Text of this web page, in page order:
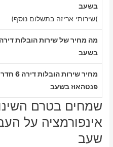
בשעב
)שירותי אריזה בתשלום נוסף)
בשעב
מחיר שירות
פנטהאוז בשעב
שמחים בטרם
אינפורמציה על
שעב